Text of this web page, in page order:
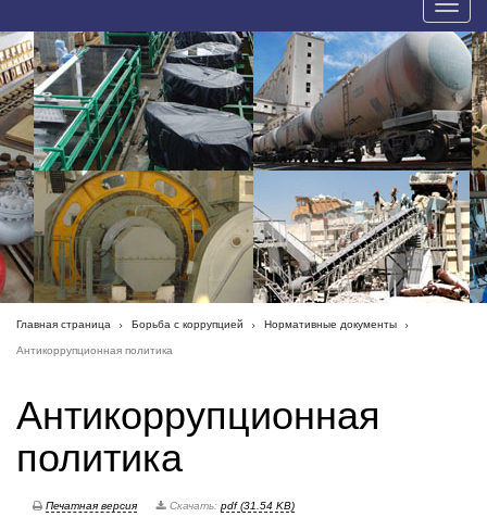
Toggle
Главная страница Борьба с коррупцией Нормативные документы
Антикоррупционная политика
Антикоррупционная
политика
Печатная версия Скачать: pdf (31.54 KB)